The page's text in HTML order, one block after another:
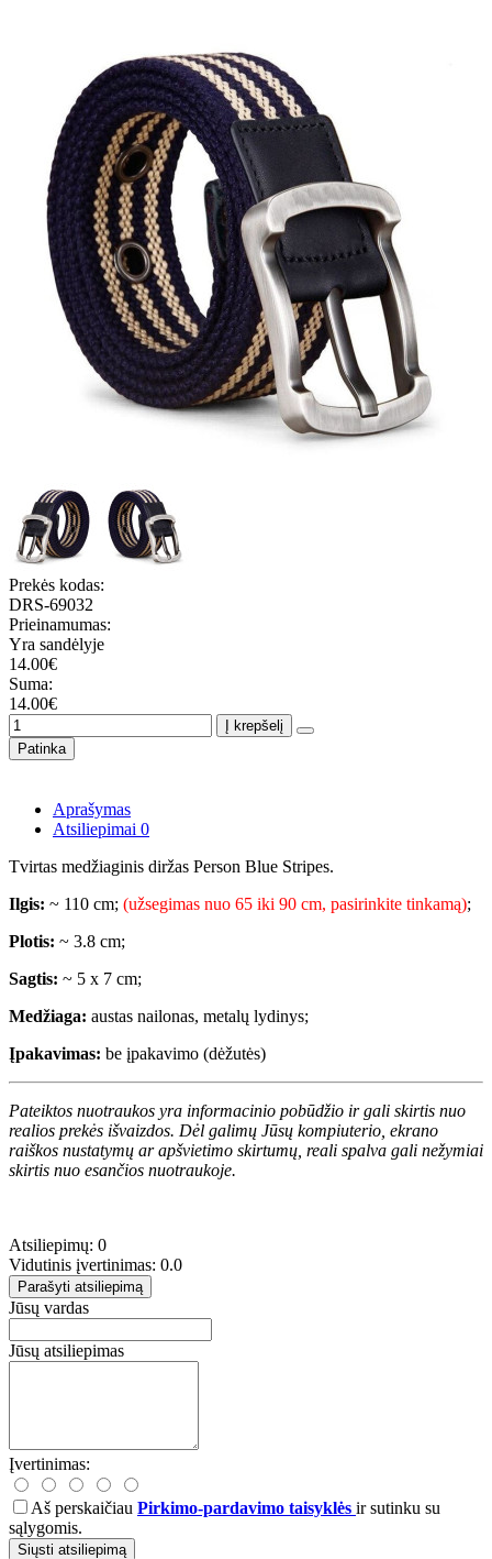
Prekės kodas:
DRS-69032
Prieinamumas:
Yra sandėlyje
14.00€
Suma:
14.00€
Į krepšelį
Patinka
Aprašymas
Atsiliepimai 0
Tvirtas medžiaginis diržas Person Blue Stripes.
Ilgis: ~ 110 cm; (užsegimas nuo 65 iki 90 cm, pasirinkite tinkamą);
Plotis: ~ 3.8 cm;
Sagtis: ~ 5 x 7 cm;
Medžiaga: austas nailonas, metalų lydinys;
Įpakavimas: be įpakavimo (dėžutės)
Pateiktos nuotraukos yra informacinio pobūdžio ir gali skirtis nuo
realios prekės išvaizdos. Dėl galimų Jūsų kompiuterio, ekrano
raiškos nustatymų ar apšvietimo skirtumų, reali spalva gali nežymiai
skirtis nuo esančios nuotraukoje.
Atsiliepimų: 0
Vidutinis įvertinimas: 0.0
Parašyti atsiliepimą
Jūsų vardas
Jūsų atsiliepimas
Įvertinimas:
Aš perskaičiau Pirkimo-pardavimo taisyklės ir sutinku su
sąlygomis.
Siųsti atsiliepimą